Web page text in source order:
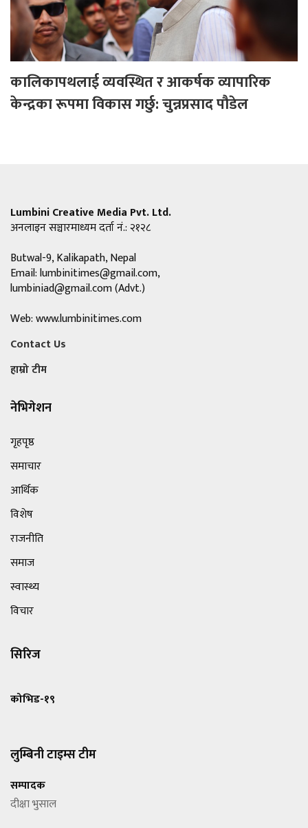
कालिकापथलाई व्यवस्थित र आकर्षक व्यापारिक
केन्द्रका रूपमा विकास गर्छु: चुन्नप्रसाद पौडेल
Lumbini Creative Media Pvt. Ltd.
अनलाइन सञ्चारमाध्यम दर्ता नं.: २१२८
Butwal-9, Kalikapath, Nepal
Email:lumbinitimes@gmail.com,
lumbiniad@gmail.com(Advt.)
Web: www.lumbinitimes.com
Contact Us
हाम्रो टीम
नेभिगेशन
गृहपृष्ठ
समाचार
आर्थिक
विशेष
राजनीति
समाज
स्वास्थ्य
विचार
सिरिज
कोभिड-१९
लुम्बिनी टाइम्स टीम
सम्पादक
दीक्षा भुसाल